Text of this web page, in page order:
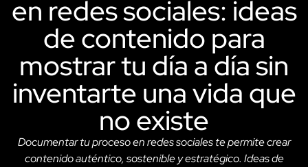
en redes sociales: ideas
de contenido para
mostrar tu día a día sin
inventarte una vida que
no existe
Documentar tu proceso en redes sociales te permite crear
contenido auténtico, sostenible y estratégico. Ideas de